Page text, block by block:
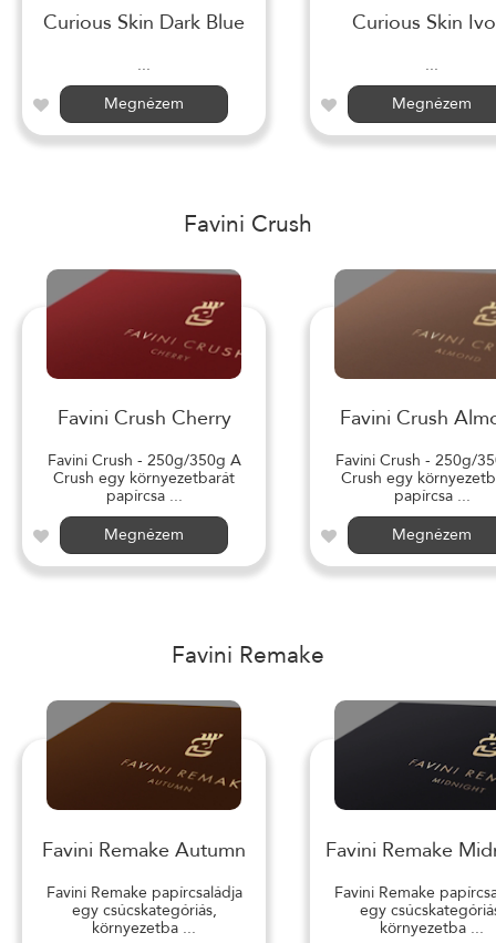
Curious Skin Dark Blue
...
Megnézem
Curious Skin
...
Megnézem
Favini Crush
Favini Crush Cherry
Favini Crush - 250g/350g A
Crush egy környezetbarát
papírcsa ...
Megnézem
Favini Crush
Favini Crush - 250g/
Crush egy
papírcsa ...
Megnézem
Favini Remake
Favini Remake Autumn
Favini Remake papírcsaládja
egy csúcskategóriás,
környezetba ...
Favini Remake
Favini Remake
egy
környezetba ...